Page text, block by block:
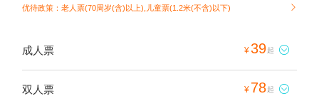
优待政策：老人票(70周岁(含)以上),儿童票(1.2米(不含)以下) 
成人票 ¥39起 
双人票 ¥ 78起 